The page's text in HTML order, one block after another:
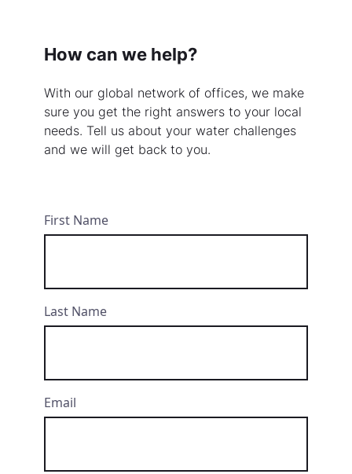
How can we help?
With our global network of offices, we make
sure you get the right answers to your local
needs. Tell us about your water challenges
and we will get back to you.
First Name
Last Name
Email